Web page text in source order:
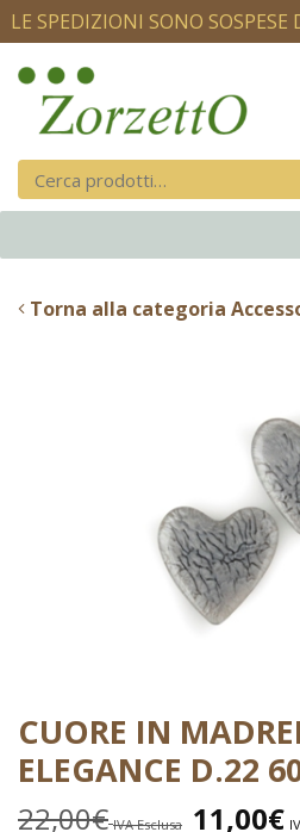
LE SPEDIZIONI SONO SOSPESE
Torna alla categoria
CUORE IN
ELEGANCE D.22
22,00€ IVA Esclusa 11,00€